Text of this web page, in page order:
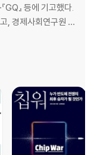
사회민주주의 | 클라
상하기 | 민주화된 기
테크노퓨달리즘을 전
『GQ』 등에 기고했다.
고, 경제사회연구원 전
의 신화』, 『논객시
왜 나보다 덜 내는